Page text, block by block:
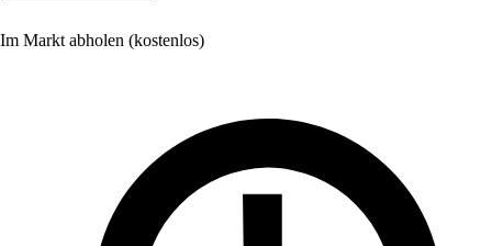
Im Markt abholen (kostenlos)